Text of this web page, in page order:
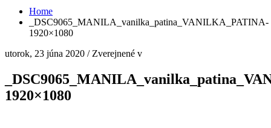
Home
_DSC9065_MANILA_vanilka_patina_VANILKA_PATINA-
1920×1080
utorok, 23 júna 2020 /Zverejnené v
1920×1080